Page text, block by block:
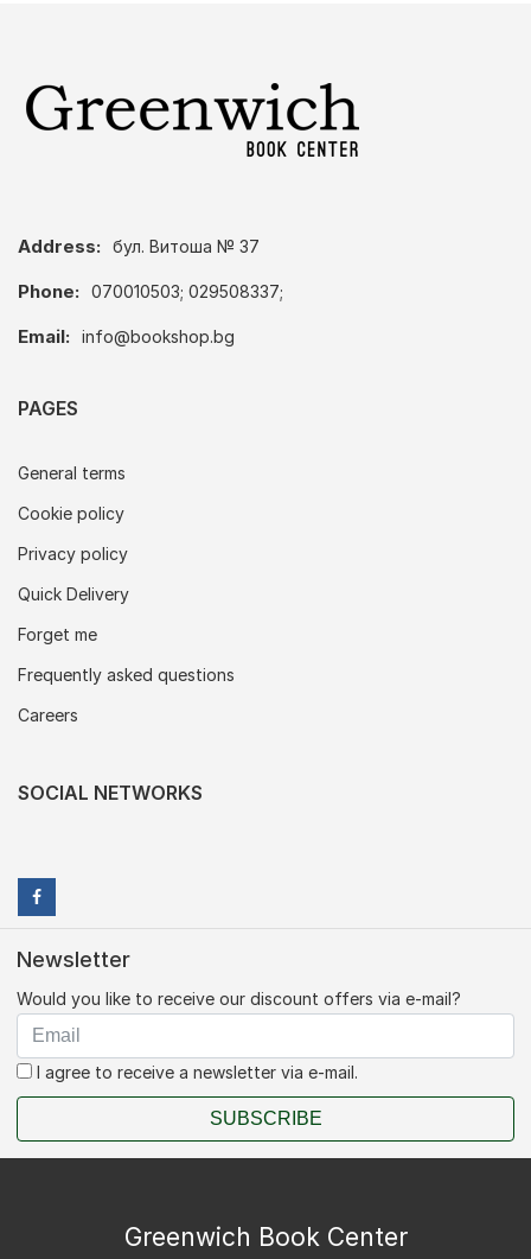
Address: бул. Витоша № 37
Phone: 070010503; 029508337;
Email: info@bookshop.bg
PAGES
General terms
Cookie policy
Privacy policy
Quick Delivery
Forget me
Frequently asked questions
Careers
SOCIAL NETWORKS
Newsletter
Would you like to receive our discount offers via e-mail?
I agree to receive a newsletter via e-mail.
SUBSCRIBE
Greenwich Book Center